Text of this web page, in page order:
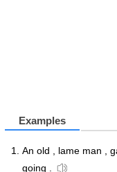
Examples
An old , lame man ,
going .